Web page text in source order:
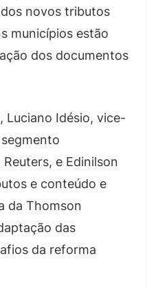
novos tributos
municípios estão
dos documentos
Luciano Idésio, vice-
e Edinilson
e conteúdo e
da Thomson
das
da reforma